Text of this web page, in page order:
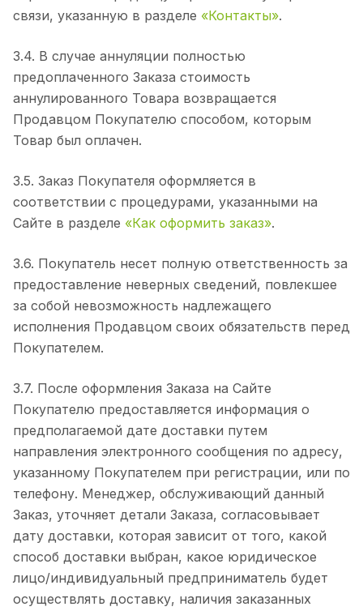
связи, указанную в разделе «Контакты».
3.4. В случае аннуляции полностью
предоплаченного Заказа стоимость
аннулированного Товара возвращается
Продавцом Покупателю способом, которым
Товар был оплачен.
3.5. Заказ Покупателя оформляется в
соответствии с процедурами, указанными на
Сайте в разделе «Как оформить заказ».
3.6. Покупатель несет полную ответственность за
предоставление неверных сведений, повлекшее
за собой невозможность надлежащего
исполнения Продавцом своих обязательств перед
Покупателем.
3.7. После оформления Заказа на Сайте
Покупателю предоставляется информация о
предполагаемой дате доставки путем
направления электронного сообщения по адресу,
указанному Покупателем при регистрации, или по
телефону. Менеджер, обслуживающий данный
Заказ, уточняет детали Заказа, согласовывает
дату доставки, которая зависит от того, какой
способ доставки выбран, какое юридическое
лицо/индивидуальный предприниматель будет
осуществлять доставку, наличия заказанных